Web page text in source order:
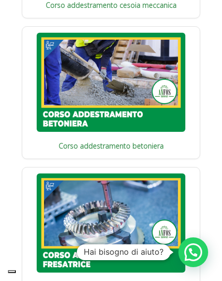
Corso addestramento cesoia meccanica
Corso addestramento betoniera
Hai bisogno di aiuto?